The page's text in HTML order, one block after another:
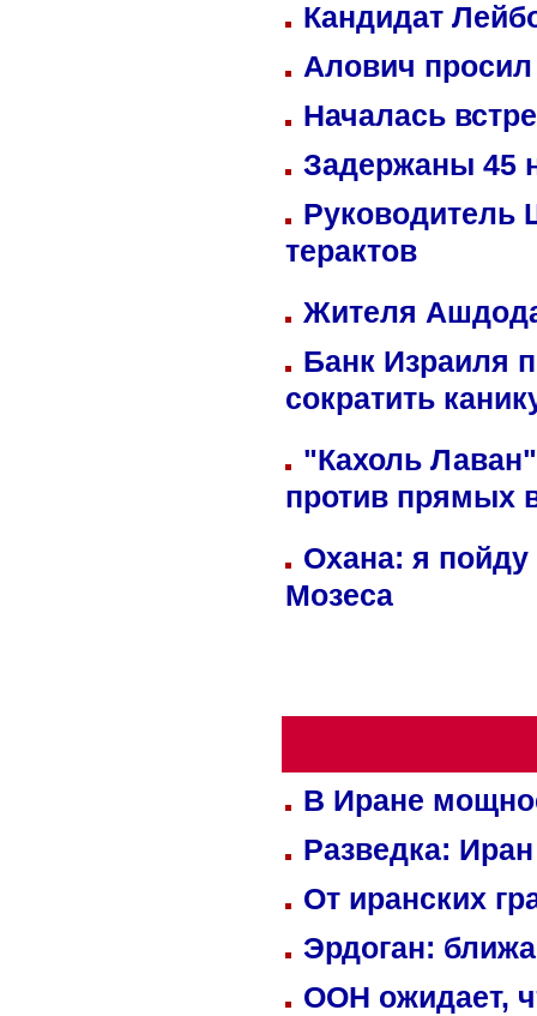
Кандидат
Алович просил
Началась
Задержаны 45
Руководитель
терактов
Жителя
Банк Израиля
сократить
"Кахоль
против прямых
Охана: я пойду
Мозеса
В Иране
Разведка:
От иранских
Эрдоган:
ООН ожидает,